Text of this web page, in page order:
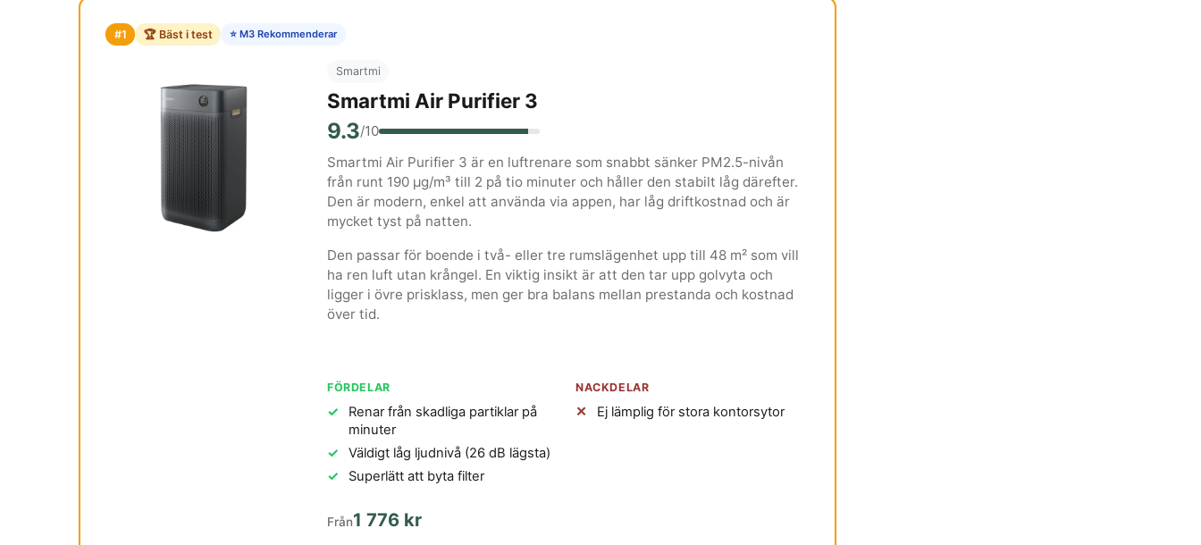
#1 🏆 Bäst i test ⭐ M3 Rekommenderar
Smartmi
Smartmi Air Purifier 3
9.3/10
Smartmi Air Purifier 3 är en luftrenare som snabbt sänker PM2.5-nivån
från runt 190 µg/m³ till 2 på tio minuter och håller den stabilt låg därefter.
Den är modern, enkel att använda via appen, har låg driftkostnad och är
mycket tyst på natten.
Den passar för boende i två- eller tre rumslägenhet upp till 48 m² som vill
ha ren luft utan krångel. En viktig insikt är att den tar upp golvyta och
ligger i övre prisklass, men ger bra balans mellan prestanda och kostnad
över tid.
FÖRDELAR
Renar från skadliga partiklar på
minuter
Väldigt låg ljudnivå (26 dB lägsta)
Superlätt att byta filter
NACKDELAR
Ej lämplig för stora kontorsytor
Från1 776 kr